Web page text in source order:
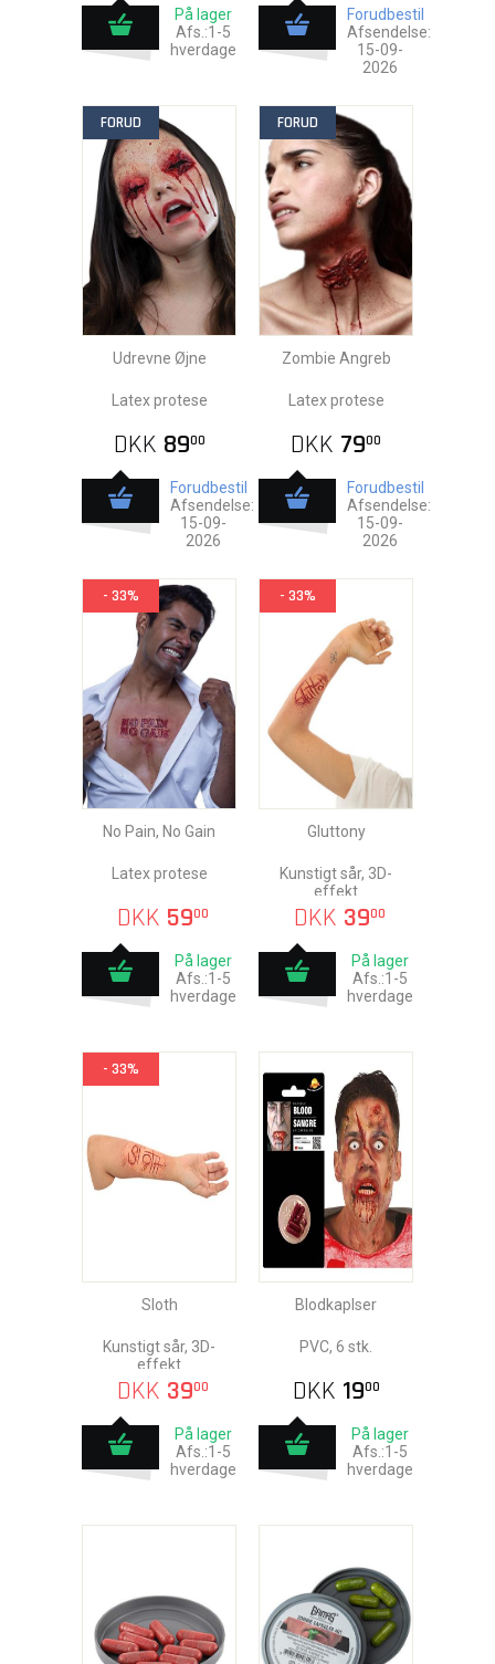
På lager
Afs.:1-5
hverdage
Forudbestil
Afsendelse:
15-09-
2026
FORUD
Udrevne Øjne
Latex protese
DKK 8900
Forudbestil
Afsendelse:
15-09-
2026
FORUD
Zombie Angreb
Latex protese
DKK 7900
Forudbestil
Afsendelse:
15-09-
2026
- 33%
No Pain, No Gain
Latex protese
DKK 5900
På lager
Afs.:1-5
hverdage
- 33%
Gluttony
Kunstigt sår, 3D-
effekt
DKK 3900
På lager
Afs.:1-5
hverdage
- 33%
Sloth
Kunstigt sår, 3D-
effekt
DKK 3900
På lager
Afs.:1-5
hverdage
Blodkaplser
PVC, 6 stk.
DKK 1900
På lager
Afs.:1-5
hverdage